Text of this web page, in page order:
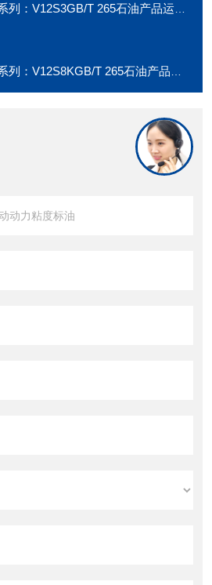
：V12S3GB/T 265石油产品运动动力粘度标油
V12S8KGB/T 265石油产品运动动力粘度标油